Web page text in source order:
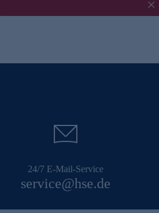
24/7 E-Mail-Service
service@hse.de